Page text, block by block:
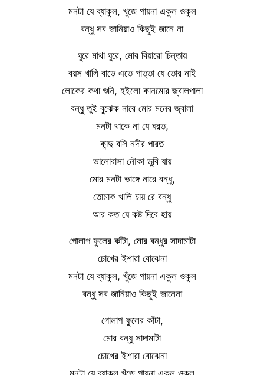
মনটা যে ব্যাকুল, খুজে পায়না একুল ওকুল
বন্ধু সব জানিয়াও কিছুই জানে না
ঘুরে মাথা ঘুরে, মোর বিয়ারো চিন্তায়
বয়স খালি বাড়ে এতে পাত্তা যে তোর নাই
লোকের কথা শুনি, হইলো কানমোর জ্বালপালা
বন্ধু তুই বুঝেক নারে মোর মনের জ্বালা
মনটা থাকে না যে ঘরত,
কান্দু বসি নদীর পারত
ভালোবাসা নৌকা ডুবি যায়
মোর মনটা ভাঙ্গে নারে বন্ধু,
তোমাক খালি চায় রে বন্ধু
আর কত যে কষ্ট দিবে হায়
গোলাপ ফুলের কাঁটা, মোর বন্ধুর সাদামাটা
চোখের ইশারা বোঝেনা
মনটা যে ব্যাকুল, খুঁজে পায়না একুল ওকুল
বন্ধু সব জানিয়াও কিছুই জানেনা
গোলাপ ফুলের কাঁটা,
মোর বন্ধু সাদামাটা
চোখের ইশারা বোঝেনা